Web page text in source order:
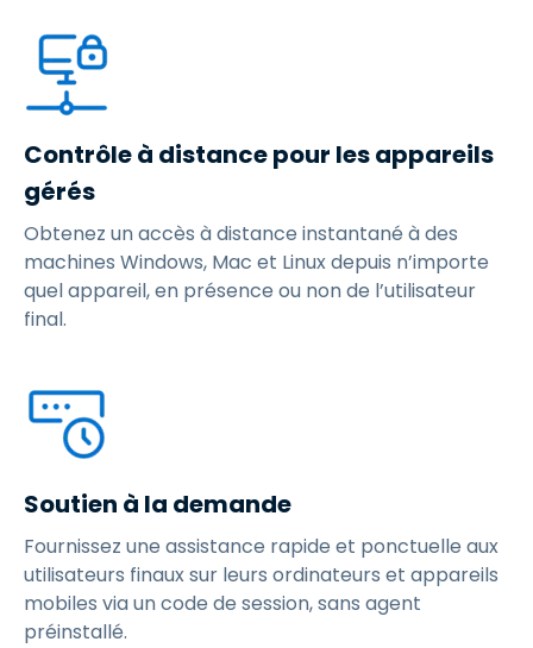
Contrôle à distance pour les appareils
gérés
Obtenez un accès à distance instantané à des
machines Windows, Mac et Linux depuis n’importe
quel appareil, en présence ou non de l’utilisateur
final.
Soutien à la demande
Fournissez une assistance rapide et ponctuelle aux
utilisateurs finaux sur leurs ordinateurs et appareils
mobiles via un code de session, sans agent
préinstallé.